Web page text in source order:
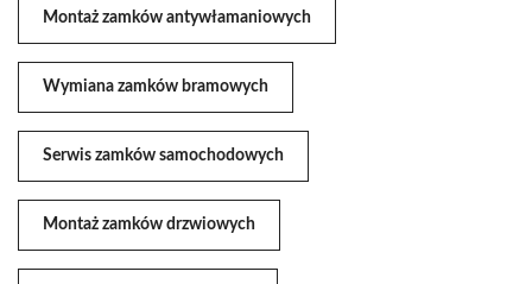
Montaż zamków antywłamaniowych
Wymiana zamków bramowych
Serwis zamków samochodowych
Montaż zamków drzwiowych